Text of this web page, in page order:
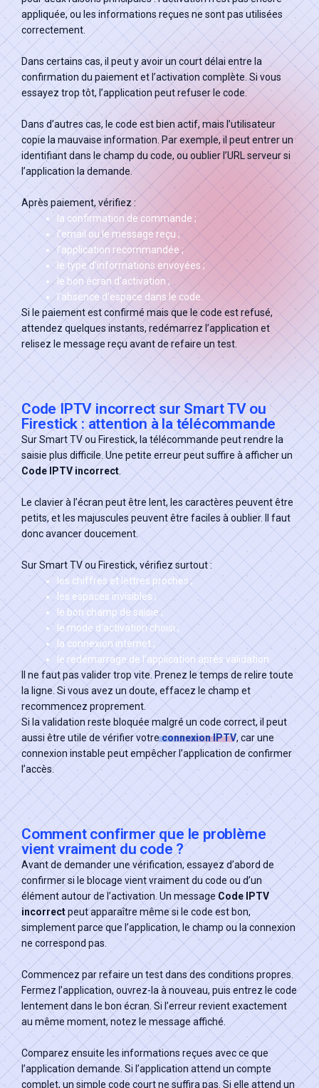
appliquée, ou les informations reçues ne sont pas utilisées
correctement.
Dans certains cas, il peut y avoir un court délai entre la
confirmation du paiement et l’activation complète. Si vous
essayez trop tôt, l’application peut refuser le code.
Dans d’autres cas, le code est bien actif, mais l’utilisateur
copie la mauvaise information. Par exemple, il peut entrer un
identifiant dans le champ du code, ou oublier l’URL serveur si
l’application la demande.
Après paiement, vérifiez :
la confirmation de commande ;
l’email ou le message reçu ;
l’application recommandée ;
le type d’informations envoyées ;
le bon écran d’activation ;
l’absence d’espace dans le code.
Si le paiement est confirmé mais que le code est refusé,
attendez quelques instants, redémarrez l’application et
relisez le message reçu avant de refaire un test.
Code IPTV incorrect sur Smart TV ou
Firestick : attention à la télécommande
Sur Smart TV ou Firestick, la télécommande peut rendre la
saisie plus difficile. Une petite erreur peut suffire à afficher un
Code IPTV incorrect
Le clavier à l’écran peut être lent, les caractères peuvent être
petits, et les majuscules peuvent être faciles à oublier. Il faut
donc avancer doucement.
Sur Smart TV ou Firestick, vérifiez surtout :
les chiffres et lettres proches ;
les espaces invisibles ;
le bon champ de saisie ;
le mode d’activation choisi ;
la connexion internet ;
le redémarrage de l’application après validation.
Il ne faut pas valider trop vite. Prenez le temps de relire toute
la ligne. Si vous avez un doute, effacez le champ et
recommencez proprement.
Si la validation reste bloquée malgré un code correct, il peut
aussi être utile de vérifier votreconnexion IPTV, car une
connexion instable peut empêcher l’application de confirmer
l’accès.
Comment confirmer que le problème
vient vraiment du code ?
Avant de demander une vérification, essayez d’abord de
confirmer si le blocage vient vraiment du code ou d’un
élément autour de l’activation. Un messageCode IPTV
incorrectpeut apparaître même si le code est bon,
simplement parce que l’application, le champ ou la connexion
ne correspond pas.
Commencez par refaire un test dans des conditions propres.
Fermez l’application, ouvrez-la à nouveau, puis entrez le code
lentement dans le bon écran. Si l’erreur revient exactement
au même moment, notez le message affiché.
Comparez ensuite les informations reçues avec ce que
l’application demande. Si l’application attend un compte
complet, un simple code court ne suffira pas. Si elle attend un